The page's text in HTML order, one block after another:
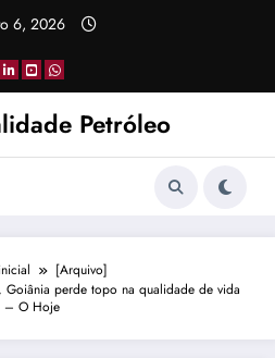
6, 2026
Petróleo
[Arquivo]
perde topo na qualidade de vida
– O Hoje